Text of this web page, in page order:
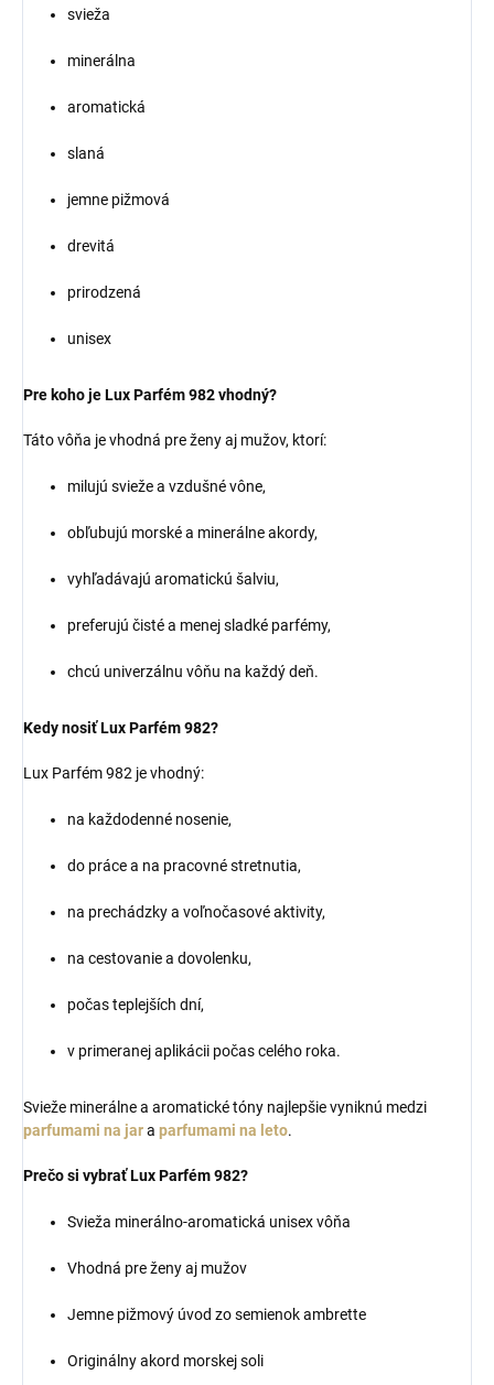
svieža
minerálna
aromatická
slaná
jemne pižmová
drevitá
prirodzená
unisex
Pre koho je Lux Parfém 982 vhodný?
Táto vôňa je vhodná pre ženy aj mužov, ktorí:
milujú svieže a vzdušné vône,
obľubujú morské a minerálne akordy,
vyhľadávajú aromatickú šalviu,
preferujú čisté a menej sladké parfémy,
chcú univerzálnu vôňu na každý deň.
Kedy nosiť Lux Parfém 982?
Lux Parfém 982 je vhodný:
na každodenné nosenie,
do práce a na pracovné stretnutia,
na prechádzky a voľnočasové aktivity,
na cestovanie a dovolenku,
počas teplejších dní,
v primeranej aplikácii počas celého roka.
Svieže minerálne a aromatické tóny najlepšie vyniknú medzi
parfumami na jara parfumami na leto.
Prečo si vybrať Lux Parfém 982?
Svieža minerálno-aromatická unisex vôňa
Vhodná pre ženy aj mužov
Jemne pižmový úvod zo semienok ambrette
Originálny akord morskej soli